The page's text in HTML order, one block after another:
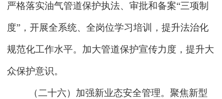
严格落实油气管道保护执法、审批和备案“三项制
度”，开展全系统、全岗位学习培训，提升法治化
规范化工作水平。加大管道保护宣传力度，提升大
众保护意识。
（二十六）加强新业态安全管理。聚焦新型